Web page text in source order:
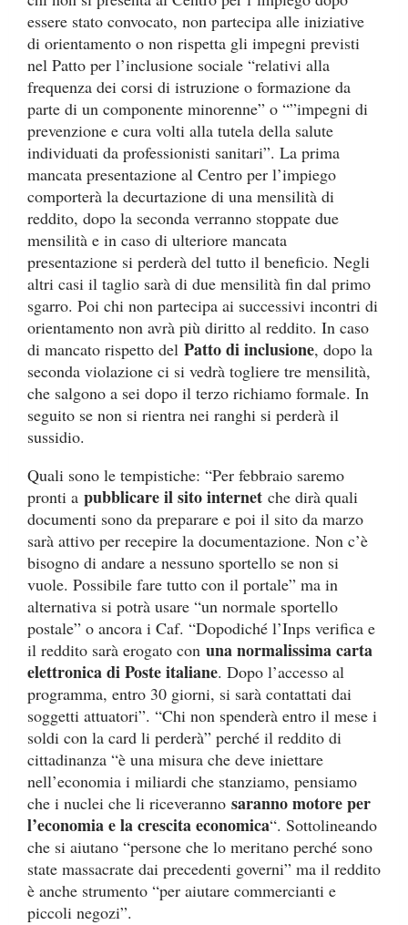
essere stato convocato, non partecipa alle iniziative
di orientamento o non rispetta gli impegni previsti
nel Patto per l’inclusione sociale “relativi alla
frequenza dei corsi di istruzione o formazione da
parte di un componente minorenne” o “”impegni di
prevenzione e cura volti alla tutela della salute
individuati da professionisti sanitari”. La prima
mancata presentazione al Centro per l’impiego
comporterà la decurtazione di una mensilità di
reddito, dopo la seconda verranno stoppate due
mensilità e in caso di ulteriore mancata
presentazione si perderà del tutto il beneficio. Negli
altri casi il taglio sarà di due mensilità fin dal primo
sgarro. Poi chi non partecipa ai successivi incontri di
orientamento non avrà più diritto al reddito. In caso
di mancato rispetto del Patto di inclusione, dopo la
seconda violazione ci si vedrà togliere tre mensilità,
che salgono a sei dopo il terzo richiamo formale. In
seguito se non si rientra nei ranghi si perderà il
sussidio.
Quali sono le tempistiche: “Per febbraio saremo
pronti a pubblicare il sito internet che dirà quali
documenti sono da preparare e poi il sito da marzo
sarà attivo per recepire la documentazione. Non c’è
bisogno di andare a nessuno sportello se non si
vuole. Possibile fare tutto con il portale” ma in
alternativa si potrà usare “un normale sportello
postale” o ancora i Caf. “Dopodiché l’Inps verifica e
il reddito sarà erogato con una normalissima carta
elettronica di Poste italiane. Dopo l’accesso al
programma, entro 30 giorni, si sarà contattati dai
soggetti attuatori”. “Chi non spenderà entro il mese i
soldi con la card li perderà” perché il reddito di
cittadinanza “è una misura che deve iniettare
nell’economia i miliardi che stanziamo, pensiamo
che i nuclei che li riceveranno saranno motore per
l’economia e la crescita economica“. Sottolineando
che si aiutano “persone che lo meritano perché sono
state massacrate dai precedenti governi” ma il reddito
è anche strumento “per aiutare commercianti e
piccoli negozi”.